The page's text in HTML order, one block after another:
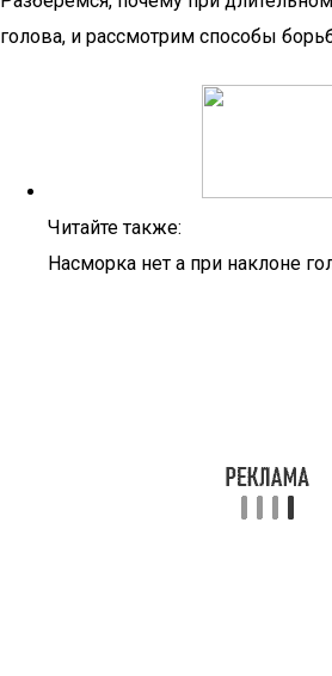
голова, и рассмотрим способы
Читайте также:
Насморка нет а при наклоне